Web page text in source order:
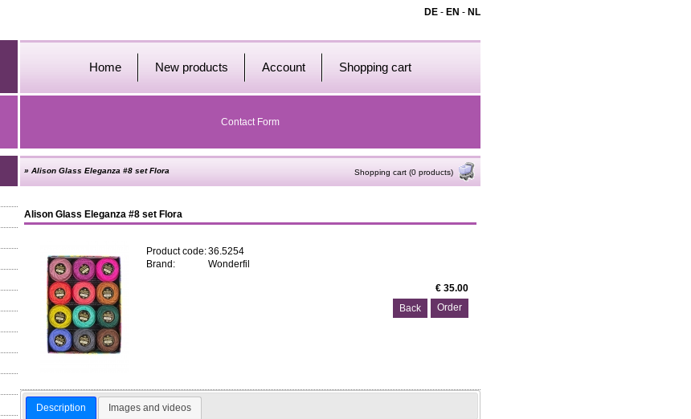
DE - EN - NL
Home New products Account Shopping cart
Contact Form
» Alison Glass Eleganza #8 set Flora Shopping cart (0 products)
Alison Glass Eleganza #8 set Flora
Product code:36.5254
Brand:
Wonderfil
€ 35.00
Back
Description Images and videos